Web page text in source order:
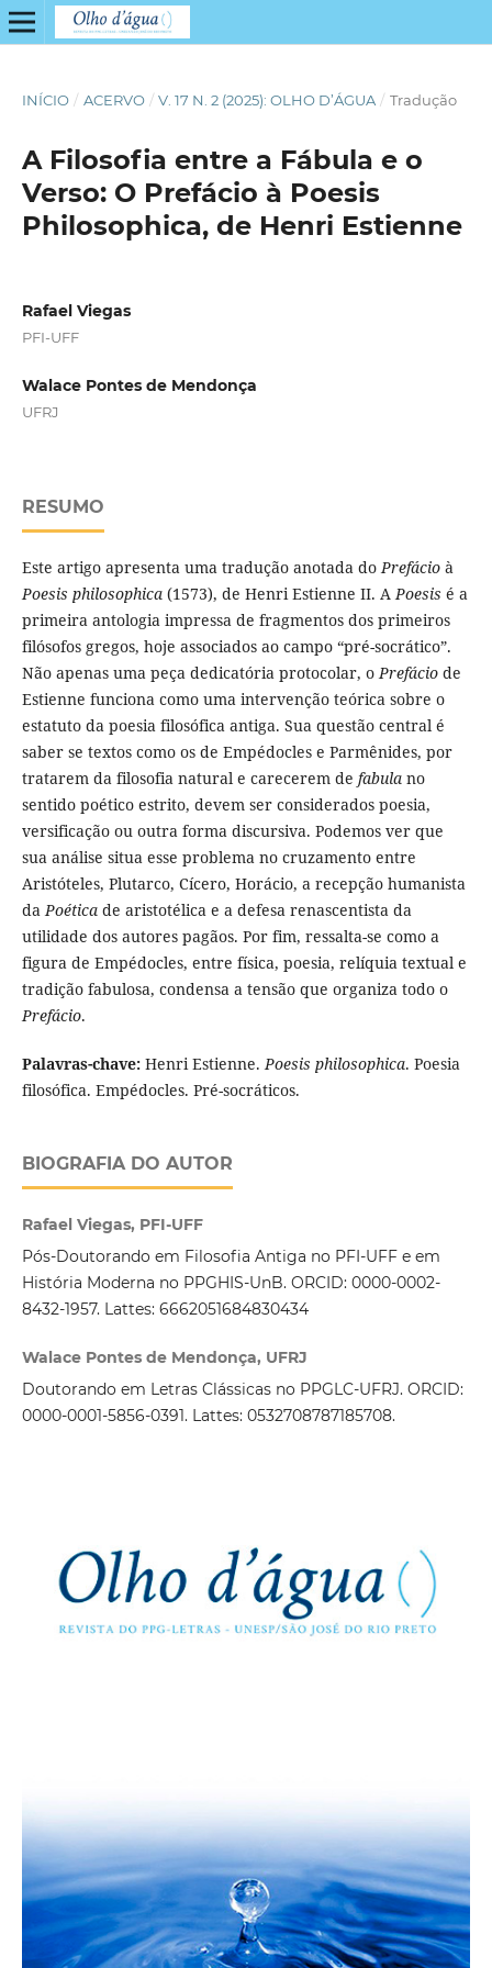
INÍCIO / ACERVO / V. 17 N. 2 (2025): OLHO D’ÁGUA / Tradução
A Filosofia entre a Fábula e o
Verso: O Prefácio à Poesis
Philosophica, de Henri Estienne
Rafael Viegas
PFI-UFF
Walace Pontes de Mendonça
UFRJ
RESUMO
Este artigo apresenta uma tradução anotada doPrefácioà
Poesis philosophica(1573), de Henri Estienne II. APoesis é a
primeira antologia impressa de fragmentos dos primeiros
filósofos gregos, hoje associados ao campo “pré-socrático”.
Não apenas uma peça dedicatória protocolar, oPrefáciode
Estienne funciona como uma intervenção teórica sobre o
estatuto da poesia filosófica antiga. Sua questão central é
saber se textos como os de Empédocles e Parmênides, por
tratarem da filosofia natural e carecerem de fabulano
sentido poético estrito, devem ser considerados poesia,
versificação ou outra forma discursiva. Podemos ver que
sua análise situa esse problema no cruzamento entre
Aristóteles, Plutarco, Cícero, Horácio, a recepção humanista
daPoéticade aristotélica e a defesa renascentista da
utilidade dos autores pagãos. Por fim, ressalta-se como a
figura de Empédocles, entre física, poesia, relíquia textual e
tradição fabulosa, condensa a tensão que organiza todo o
Prefácio.
Palavras-chave: Henri Estienne.Poesis philosophica. Poesia
filosófica. Empédocles. Pré-socráticos.
BIOGRAFIA DO AUTOR
Rafael Viegas, PFI-UFF
Pós-Doutorando em Filosofia Antiga no PFI-UFF e em
História Moderna no PPGHIS-UnB. ORCID: 0000-0002-
8432-1957. Lattes: 6662051684830434
Walace Pontes de Mendonça, UFRJ
Doutorando em Letras Clássicas no PPGLC-UFRJ. ORCID:
0000-0001-5856-0391. Lattes: 0532708787185708.